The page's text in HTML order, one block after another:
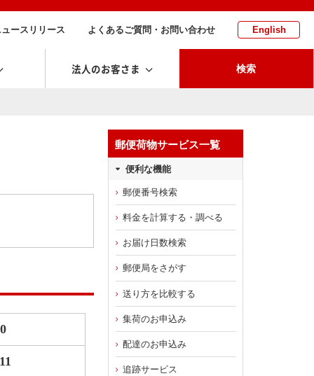
ュースリリース よくあるご質問・お問い合わせ English
法人のお客さま 検索
郵便荷物サービス一覧
便利な機能
郵便番号検索
料金を計算する・調べる
お届け日数検索
郵便局をさがす
送り方を比較する
集荷のお申込み
配達のお申込み
追跡サービス